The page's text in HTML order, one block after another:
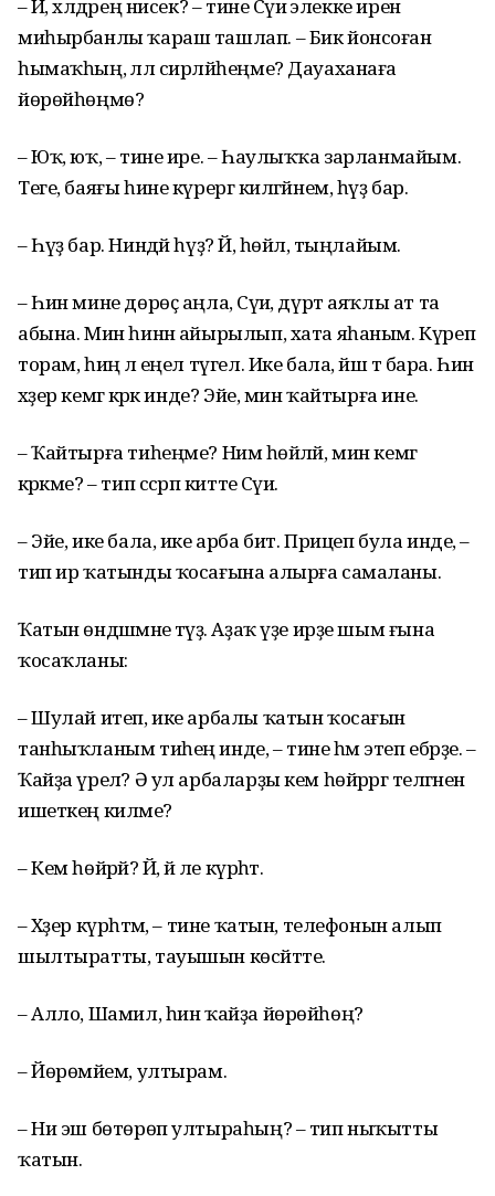
– Йә, хәлдәрең нисек? – тине Сәүиә элекке иренә
миһырбанлы ҡараш ташлап. – Бик йонсоған
һымаҡһың, әллә сирләйһеңме? Дауаханаға
йөрөйһөңмө?
– Юҡ, юҡ, – тине ире. – Һаулыҡҡа зарланмайым.
Теге, баяғы һине күрергә килгәйнем, һүҙ бар.
– Һүҙ бар. Ниндәй һүҙ? Йә, һөйлә, тыңлайым.
– Һин мине дөрөҫ аңла, Сәүиә, дүрт аяҡлы ат та
абына. Мин һинән айырылып, хата яһаным. Күреп
торам, һиңә лә еңел түгел. Ике бала, йәш тә бара. Һин
хәҙер кемгә кәрәк инде? Эйе, мин ҡайтырға ине.
– Ҡайтырға тиһеңме? Нимә һөйләй, мин кемгә
кәрәкме? – тип сәсрәп китте Сәүиә.
– Эйе, ике бала, ике арба бит. Прицеп була инде, –
тип ир ҡатынды ҡосағына алырға самаланы.
Ҡатын өндәшмәне тәүҙә. Аҙаҡ үҙе ирҙе шым ғына
ҡосаҡланы:
– Шулай итеп, ике арбалы ҡатын ҡосағын
танһыҡланым тиһең инде, – тине һәм этеп ебәрҙе. –
Ҡайҙа үрелә? Ә ул арбаларҙы кем һөйрәргә теләгәнен
ишеткең киләме?
– Кем һөйрәй? Йә, йә әле күрһәт.
– Хәҙер күрһәтәм, – тине ҡатын, телефонын алып
шылтыратты, тауышын көсәйтте.
– Алло, Шамил, һин ҡайҙа йөрөйһөң?
– Йөрөмәйем, ултырам.
– Ни эш бөтөрөп ултыраһың? – тип ныҡытты
ҡатын.